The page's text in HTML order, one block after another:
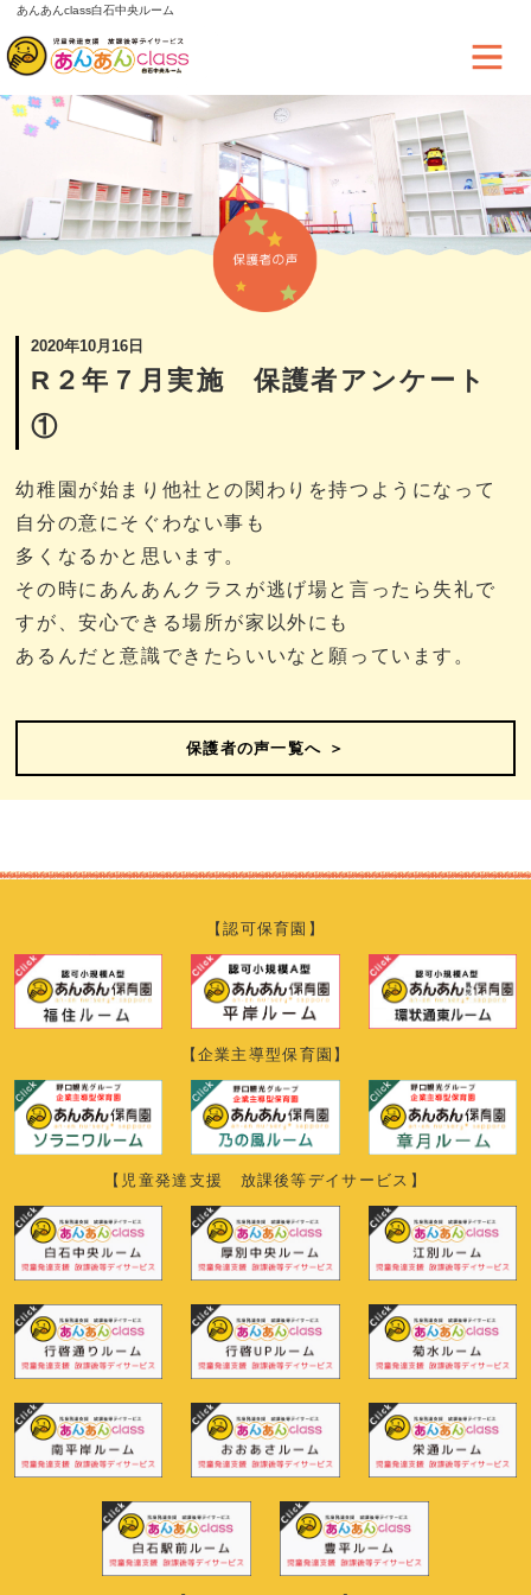
あんあんclass白石中央ルーム
2020年10月16日
R２年７月実施 保護者アンケート
①
幼稚園が始まり他社との関わりを持つようになって
自分の意にそぐわない事も
多くなるかと思います。
その時にあんあんクラスが逃げ場と言ったら失礼で
すが、安心できる場所が家以外にも
あるんだと意識できたらいいなと願っています。
保護者の声一覧へ ＞
【認可保育園】
【企業主導型保育園】
【児童発達支援 放課後等デイサービス】